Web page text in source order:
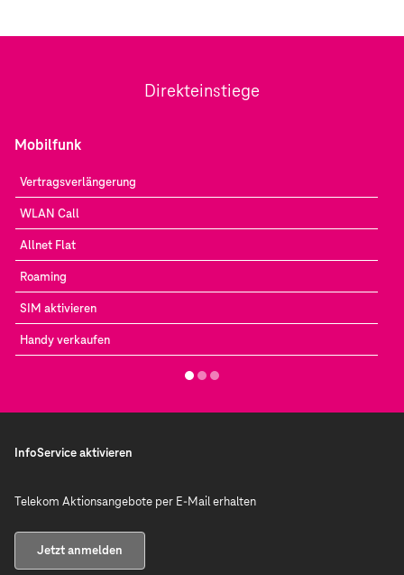
Direkteinstiege
Mobilfunk
Vertragsverlängerung
WLAN Call
Allnet Flat
Roaming
SIM aktivieren
Handy verkaufen
InfoService aktivieren
Telekom Aktionsangebote per E-Mail erhalten
Jetzt anmelden